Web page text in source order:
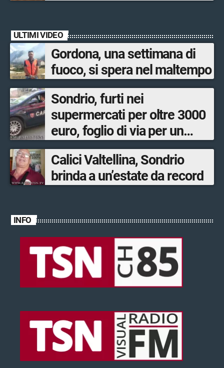
ULTIMI VIDEO
Gordona, una settimana di
fuoco, si spera nel maltempo
Sondrio, furti nei
supermercati per oltre 3000
euro, foglio di via per un
ventinovenne
Calici Valtellina, Sondrio
brinda a un’estate da record
INFO